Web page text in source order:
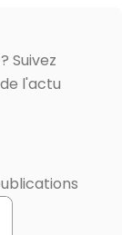
Suivez
l'actu